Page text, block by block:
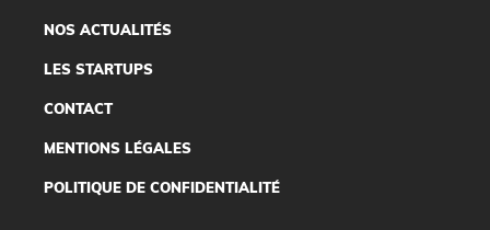
NOS ACTUALITÉS
LES STARTUPS
CONTACT
MENTIONS LÉGALES
POLITIQUE DE CONFIDENTIALITÉ